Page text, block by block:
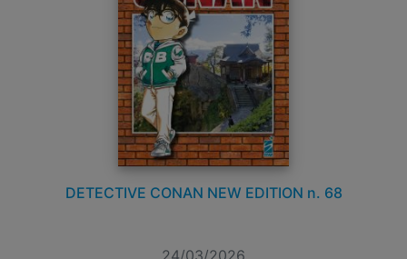
DETECTIVE CONAN NEW EDITION n. 68
24/03/2026